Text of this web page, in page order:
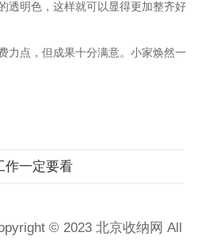
透明色，这样就可以显得更加整齐好
力点，但成果十分满意。小家焕然一
作一定要看
© 2023 北京收纳网 All